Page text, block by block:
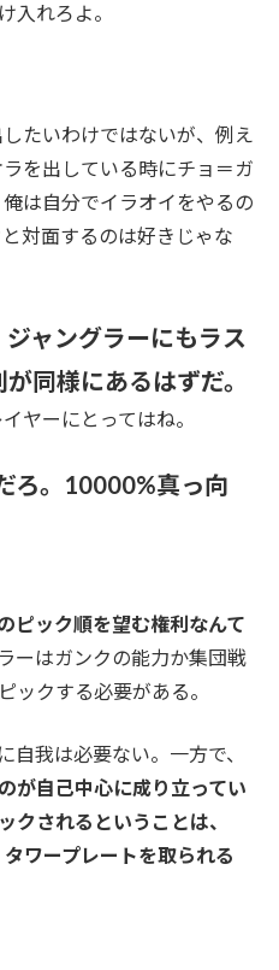
入れろよ。
たいわけではないが、例え
を出している時にチョ＝ガ
は自分でイラオイをやるの
対面するのは好きじゃな
ャングラーにもラス
同様にあるはずだ。
ヤーにとってはね。
ろ。10000%真っ向
ピック順を望む権利なんて
ーはガンクの能力か集団戦
ックする必要がある。
自我は必要ない。一方で、
が自己中心に成り立ってい
クされるということは、
ワープレートを取られる